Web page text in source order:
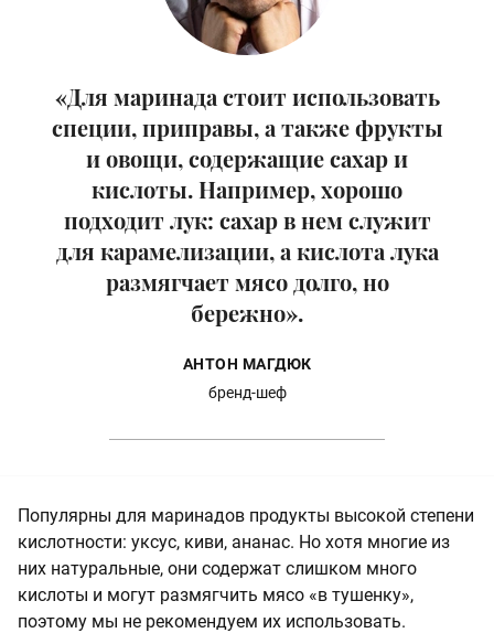
«Для маринада стоит использовать
специи, приправы, а также фрукты
и овощи, содержащие сахар и
кислоты. Например, хорошо
подходит лук: сахар в нем служит
для карамелизации, а кислота лука
размягчает мясо долго, но
бережно».
АНТОН МАГДЮК
бренд-шеф
Популярны для маринадов продукты высокой степени
кислотности: уксус, киви, ананас. Но хотя многие из
них натуральные, они содержат слишком много
кислоты и могут размягчить мясо «в тушенку»,
поэтому мы не рекомендуем их использовать.